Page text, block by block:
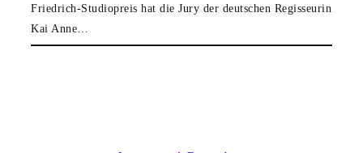
Friedrich-Studiopreis hat die Jury der deutschen Regisseurin
Kai Anne…